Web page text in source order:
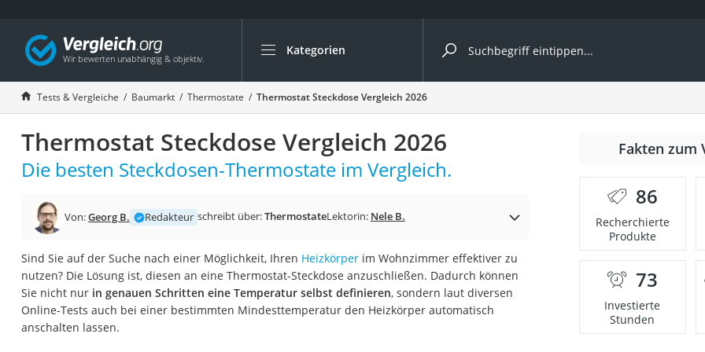
Kategorien
Die beliebtesten Vergleiche nach Kategorie
Baumarkt
Tresor feuerfest
Makita-Akku-Rasenmäher
Kappsäge
Akku-Rasentrimmer
Split-Klimaanlage 2 Innengeräte
Pelletofen
Bohrmaschine
Tests & Vergleiche Baumarkt Thermostate Thermostat Steckdose Vergleich 2026
Thermostat Steckdose Vergleich 2026
Die besten Steckdosen-Thermostate im Vergleich.
Von:Georg B. Redakteur schreibt über:ThermostateLektorin: Nele B.
Sind Sie auf der Suche nach einer Möglichkeit, Ihren Heizkörperim Wohnzimmer effektiver zu
nutzen? Die Lösung ist, diesen an eine Thermostat-Steckdose anzuschließen. Dadurch können
Sie nicht nur in genauen Schritten eine Temperatur selbst definieren, sondern laut diversen
Online-Tests auch bei einer bestimmten Mindesttemperatur den Heizkörper automatisch
anschalten lassen.
Fakten zum
86
Recherchierte
Produkte
73
Investierte
Stunden